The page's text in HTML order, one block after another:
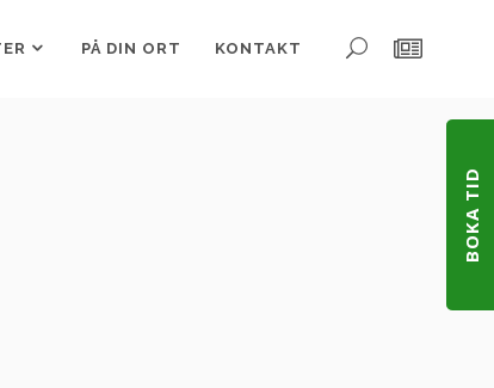
PÅ DIN ORT KONTAKT
BOKA TID